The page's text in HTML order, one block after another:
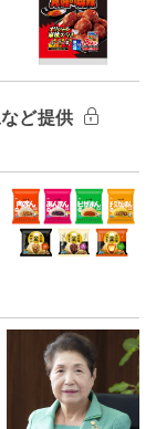
ど提供